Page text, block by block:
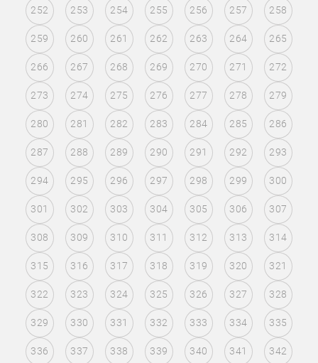
252 253 254 255 256 257 258
259 260 261 262 263 264 265
266 267 268 269 270 271 272
273 274 275 276 277 278 279
280 281 282 283 284 285 286
287 288 289 290 291 292 293
294 295 296 297 298 299 300
301 302 303 304 305 306 307
308 309 310 311 312 313 314
315 316 317 318 319 320 321
322 323 324 325 326 327 328
329 330 331 332 333 334 335
336 337 338 339 340 341 342